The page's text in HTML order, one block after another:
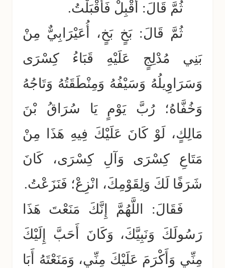
ثُمَّ قَالَ: أَقْبِلْ فَأَقْبَلْتُ.
ثُمَّ قَالَ: بَخٍ بَخٍ، أُعَيْرَابِيٌّ مِنْ
بَنِي مُدْلِجٍ عَلَيْهِ قَبَاءُ كِسْرَى
وَسَرَاوِيلُهُ وَسَيْفُهُ وَمِنْطَقَتُهُ وَتَاجُهُ
وَخُفَّاهُ؛ رُبَّ يَوْمٍ يَا سُرَاقُ بْنَ
مَالِكٍ، لَوْ كَانَ عَلَيْكَ فِيهِ هَذَا مِنْ
مَتَاعِ كِسْرَى وَآلِ كِسْرَى، كَانَ
شَرَفًا لَكَ وَلِقَوْمِكَ، انْزِعْ؛ فَنَزَعْتُ.
فَقَالَ: اللَّهُمَّ إِنَّكَ مَنَعْتَ هَذَا
رَسُولَكَ وَنَبِيَّكَ، وَكَانَ أَحَبَّ إِلَيْكَ
مِنِّي وَأَكْرَمَ عَلَيْكَ مِنِّي، وَمَنَعْتَهُ أَبَا